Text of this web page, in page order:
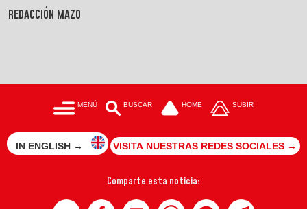
REDACCIÓN MAZO
MENÚ BUSCAR HOME SUBIR
IN ENGLISH → VISITA NUESTRAS REDES SOCIALES →
Comparte esta noticia: